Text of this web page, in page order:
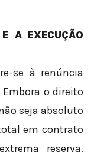
A EXECUÇÃO
se à renúncia
Embora o direito
seja absoluto
em contrato
reserva.